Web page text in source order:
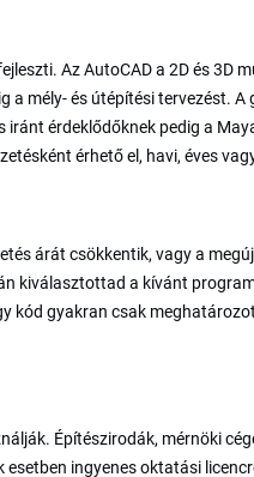
Az AutoCAD a 2D és 3D
mély- és útépítési tervezést.
érdeklődőknek pedig a
érhető el, havi, éves
árát csökkentik, vagy a
kiválasztottad a kívánt
kód gyakran csak
Építészirodák, mérnöki
ingyenes oktatási